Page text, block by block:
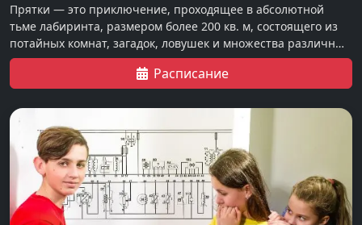
Прятки — это приключение, проходящее в абсолютной
тьме лабиринта, размером более 200 кв. м, состоящего из
потайных комнат, загадок, ловушек и множества различных
спецэффектов.
Расписание